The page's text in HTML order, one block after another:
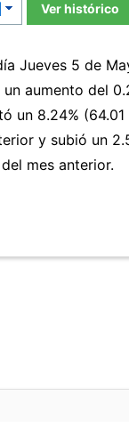
Ver histórico
Jueves 5 de
aumento del
un 8.24% (64.01
y subió un
mes anterior.